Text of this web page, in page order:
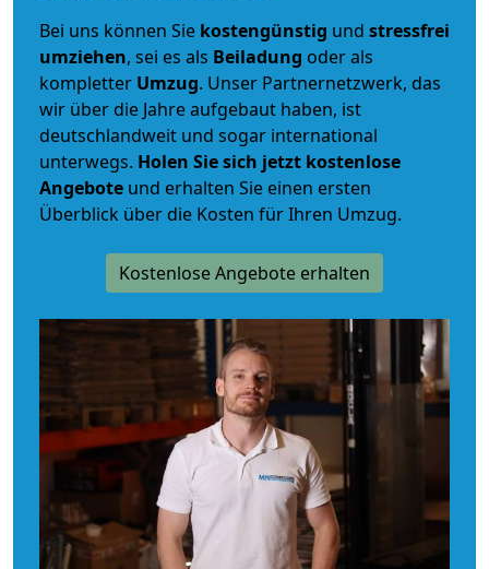
Bei uns können Sie kostengünstig und stressfrei
umziehen, sei es als Beiladung oder als
kompletter Umzug. Unser Partnernetzwerk, das
wir über die Jahre aufgebaut haben, ist
deutschlandweit und sogar international
unterwegs. Holen Sie sich jetzt kostenlose
Angebote und erhalten Sie einen ersten
Überblick über die Kosten für Ihren Umzug.
Kostenlose Angebote erhalten